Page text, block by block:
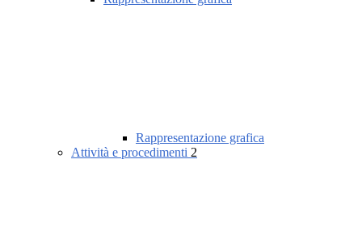
Rappresentazione grafica
Attività e procedimenti 2